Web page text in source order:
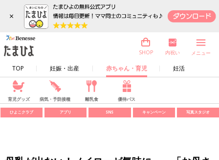
×
TOP 妊娠・出産 赤ちゃん・育児 妊活
SHOP 内祝い メニュー
育児グッズ 病気・予防接種 離乳食 優待パス
ひよこクラブ アプリ SNS キャンペーン 写真スタジオ